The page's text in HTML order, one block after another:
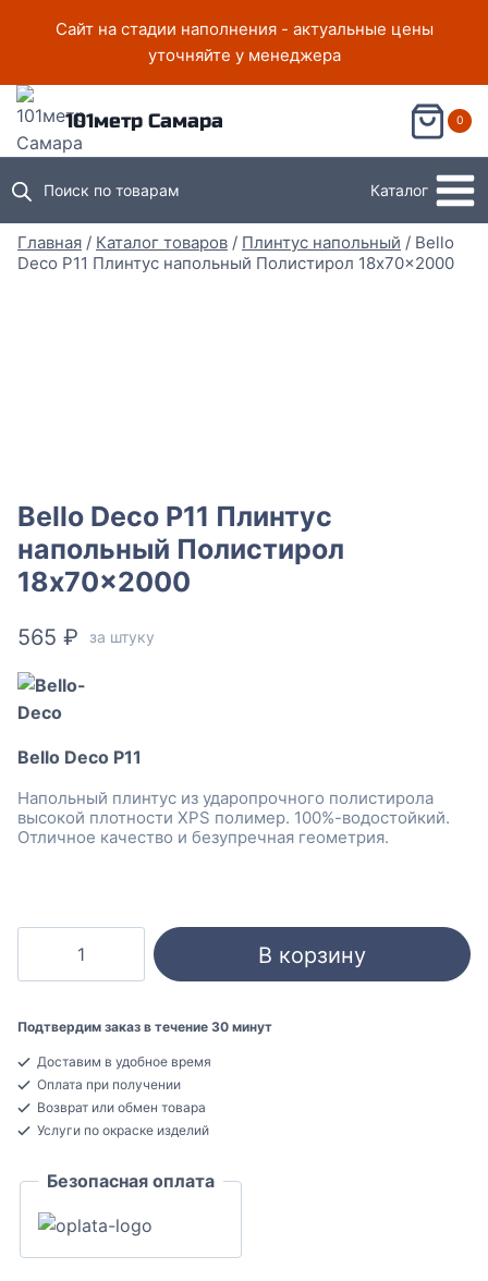
Сайт на стадии наполнения - актуальные цены
уточняйте у менеджера
101метр Самара 0
Поиск по товарам Каталог
Главная / Каталог товаров / Плинтус напольный / Bello
Deco P11 Плинтус напольный Полистирол 18x70x2000
Bello Deco P11 Плинтус
напольный Полистирол
18x70x2000
565 ₽ за штуку
Bello Deco P11
Напольный плинтус из ударопрочного полистирола
высокой плотности XPS полимер. 100%-водостойкий.
Отличное качество и безупречная геометрия.
Deco
Плинтус
напольный
Полистирол
В корзину
Подтвердим заказ в течение 30 минут
Доставим в удобное время
Оплата при получении
Возврат или обмен товара
Услуги по окраске изделий
Безопасная оплата